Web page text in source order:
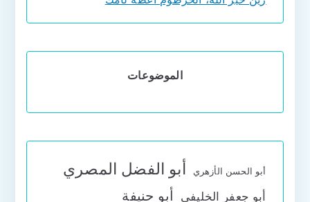
الموضوعات
أبو الحسن الأزهري أبو الفضل المصري
أبو جعفر الخليفي أبو حنيفة